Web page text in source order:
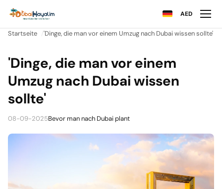
AED
Startseite 'Dinge, die man vor einem Umzug nach Dubai wissen sollte'
'Dinge, die man vor einem
Umzug nach Dubai wissen
sollte'
08-09-2025Bevor man nach Dubai plant